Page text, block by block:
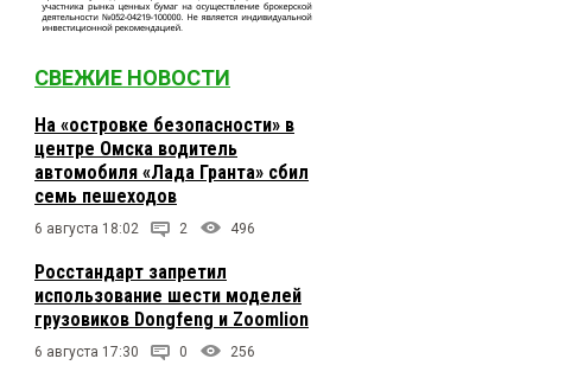
СВЕЖИЕ НОВОСТИ
На «островке безопасности» в
центре Омска водитель
автомобиля «Лада Гранта» сбил
семь пешеходов
6 августа 18:02 2 496
Росстандарт запретил
использование шести моделей
грузовиков Dongfeng и Zoomlion
6 августа 17:30 0 256